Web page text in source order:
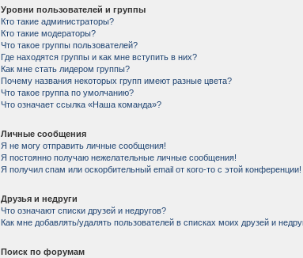
Уровни пользователей и группы
Кто такие администраторы?
Кто такие модераторы?
Что такое группы пользователей?
Где находятся группы и как мне вступить в них?
Как мне стать лидером группы?
Почему названия некоторых групп имеют разные цвета?
Что такое группа по умолчанию?
Что означает ссылка «Наша команда»?
Личные сообщения
Я не могу отправить личные сообщения!
Я постоянно получаю нежелательные личные сообщения!
Я получил спам или оскорбительный email от кого-то с этой конференции!
Друзья и недруги
Что означают списки друзей и недругов?
Как мне добавлять/удалять пользователей в списках моих друзей и
Поиск по форумам